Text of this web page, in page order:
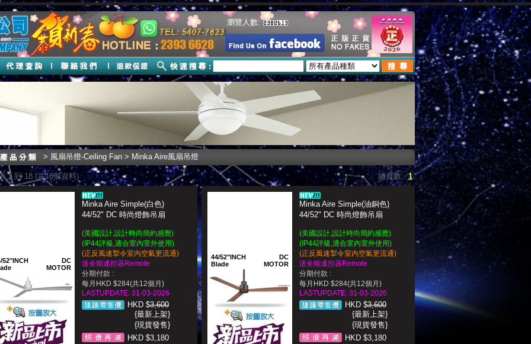
瀏覽人數:
>風扇吊燈-Ceiling Fan> Minka Aire風扇吊燈
1 到 18 (共18個資料) 總頁數:1
52"INCH
DC
MOTOR
Minka Aire Simple(白色)
44/52" DC 時尚燈飾吊扇
(美國設計,設計時尚簡約感覺)
(IP44評級,適合室內室外使用)
(正反風速掣令室內空氣更流通)
送全能遙控器Remote
分期付款 :
每月HKD $284(共12個月)
LASTUPDATE: 31-03-2026
HKD $3,600
{最新上架}
{現貨發售}
HKD $3,180
44/52"INCH
Blade
DC
MOTOR
Minka Aire Simple(油銅色)
44/52" DC 時尚燈飾吊扇
(美國設計,設計時尚簡約感覺)
(IP44評級,適合室內室外使用)
(正反風速掣令室內空氣更流通)
送全能遙控器Remote
分期付款 :
每月HKD $284(共12個月)
LASTUPDATE: 31-03-2026
HKD $3,600
{最新上架}
{現貨發售}
HKD $3,180